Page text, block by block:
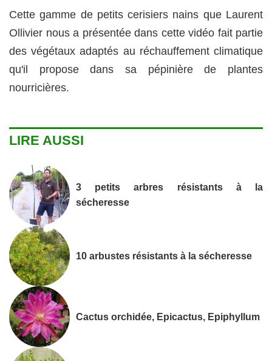
Cette gamme de petits cerisiers nains que Laurent
Ollivier nous a présentée dans cette vidéo fait partie
des végétaux adaptés au réchauffement climatique
qu'il propose dans sa pépinière de plantes
nourricières.
LIRE AUSSI
3 petits arbres résistants à la
sécheresse
10 arbustes résistants à la sécheresse
Cactus orchidée, Epicactus, Epiphyllum